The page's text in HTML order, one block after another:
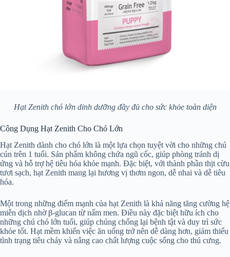
Hạt Zenith chó lớn dinh dưỡng đầy đủ cho sức khỏe toàn diện
Công Dụng Hạt Zenith Cho Chó Lớn
Hạt Zenith dành cho chó lớn là một lựa chọn tuyệt vời cho những chú
cún trên 1 tuổi. Sản phẩm không chứa ngũ cốc, giúp phòng tránh dị
ứng và hỗ trợ hệ tiêu hóa khỏe mạnh. Đặc biệt, với thành phần thịt cừu
tươi sạch, hạt Zenith mang lại hương vị thơm ngon, dễ nhai và dễ tiêu
hóa.
Một trong những điểm mạnh của hạt Zenith là khả năng tăng cường hệ
miễn dịch nhờ β-glucan từ nấm men. Điều này đặc biệt hữu ích cho
những chú chó lớn tuổi, giúp chúng chống lại bệnh tật và duy trì sức
khỏe tốt. Hạt mềm khiến việc ăn uống trở nên dễ dàng hơn, giảm thiểu
tình trạng tiêu chảy và nâng cao chất lượng cuộc sống cho thú cưng.